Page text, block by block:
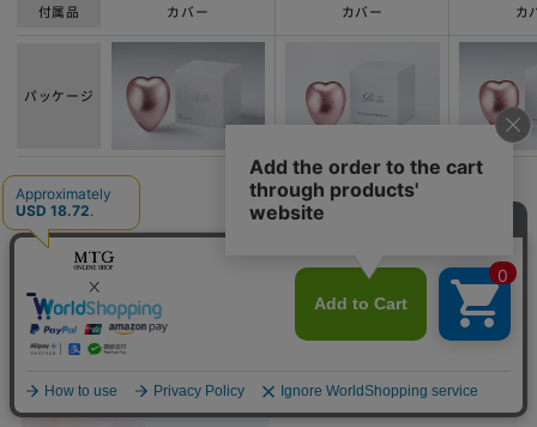
付属品 カバー カバー カ
パッケージ